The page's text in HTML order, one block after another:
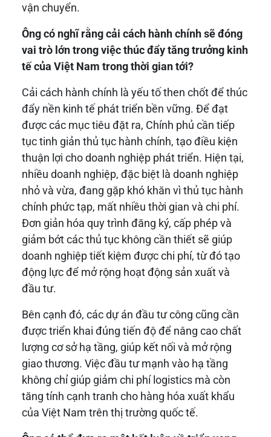
vận chuyển.
Ông có nghĩ rằng cải cách hành chính sẽ đóng
vai trò lớn trong việc thúc đẩy tăng trưởng kinh
tế của Việt Nam trong thời gian tới?
Cải cách hành chính là yếu tố then chốt để thúc
đẩy nền kinh tế phát triển bền vững. Để đạt
được các mục tiêu đặt ra, Chính phủ cần tiếp
tục tinh giản thủ tục hành chính, tạo điều kiện
thuận lợi cho doanh nghiệp phát triển. Hiện tại,
nhiều doanh nghiệp, đặc biệt là doanh nghiệp
nhỏ và vừa, đang gặp khó khăn vì thủ tục hành
chính phức tạp, mất nhiều thời gian và chi phí.
Đơn giản hóa quy trình đăng ký, cấp phép và
giảm bớt các thủ tục không cần thiết sẽ giúp
doanh nghiệp tiết kiệm được chi phí, từ đó tạo
động lực để mở rộng hoạt động sản xuất và
đầu tư.
Bên cạnh đó, các dự án đầu tư công cũng cần
được triển khai đúng tiến độ để nâng cao chất
lượng cơ sở hạ tầng, giúp kết nối và mở rộng
giao thương. Việc đầu tư mạnh vào hạ tầng
không chỉ giúp giảm chi phí logistics mà còn
tăng tính cạnh tranh cho hàng hóa xuất khẩu
của Việt Nam trên thị trường quốc tế.